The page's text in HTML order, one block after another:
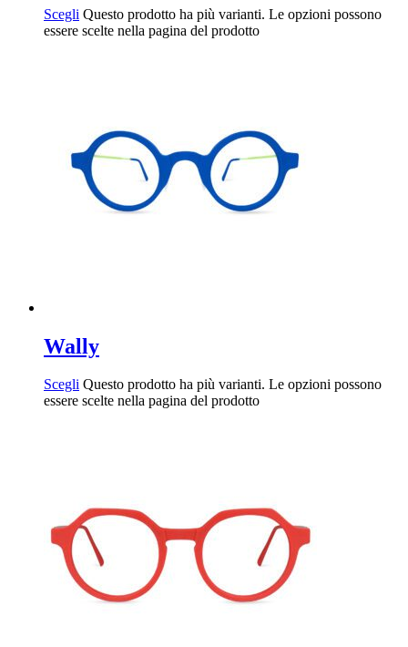
Scegli Questo prodotto ha più varianti. Le opzioni possono
essere scelte nella pagina del prodotto
Wally
Scegli Questo prodotto ha più varianti. Le opzioni possono
essere scelte nella pagina del prodotto